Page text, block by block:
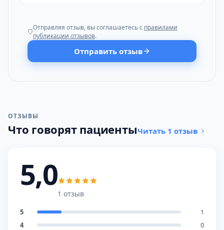
Отправляя отзыв, вы соглашаетесь с правилами
публикации отзывов.
Отправить отзыв
ОТЗЫВЫ
Что говорят пациентыЧитать 1 отзыв
5,0
1 отзыв
5
1
4
0